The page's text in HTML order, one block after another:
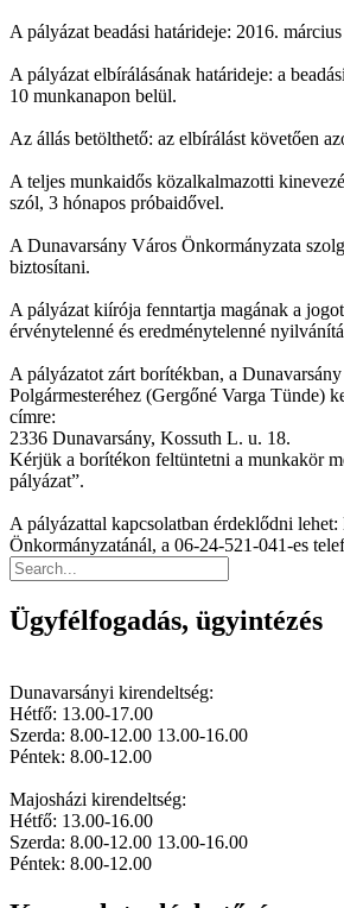
A pályázat beadási határideje: 2016.
A pályázat elbírálásának határideje: a
10 munkanapon belül.
Az állás betölthető: az elbírálást követően
A teljes munkaidős közalkalmazotti
szól, 3 hónapos próbaidővel.
A Dunavarsány Város Önkormányzata
biztosítani.
A pályázat kiírója fenntartja magának a
érvénytelenné és eredménytelenné
A pályázatot zárt borítékban, a
Polgármesteréhez (Gergőné Varga Tünde)
címre:
2336 Dunavarsány, Kossuth L. u. 18.
Kérjük a borítékon feltüntetni a munkakör
pályázat”.
A pályázattal kapcsolatban érdeklődni
Önkormányzatánál, a 06-24-521-041-es
Ügyfélfogadás, ügyintézés
Dunavarsányi kirendeltség:
Hétfő: 13.00-17.00
Szerda: 8.00-12.00 13.00-16.00
Péntek: 8.00-12.00
Majosházi kirendeltség:
Hétfő: 13.00-16.00
Szerda: 8.00-12.00 13.00-16.00
Péntek: 8.00-12.00